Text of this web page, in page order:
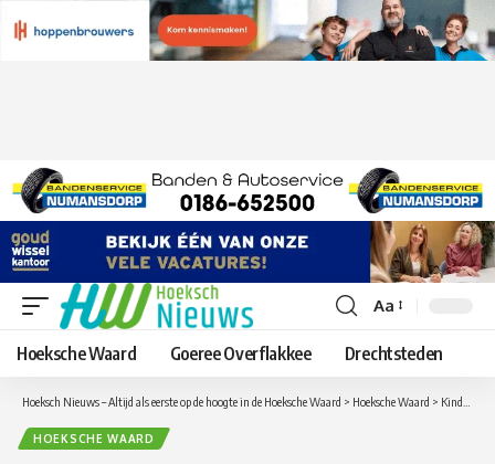
Lettergrootte
aanpassen
Aa
Hoeksche Waard Goeree Overflakkee Drechtsteden
Hoeksch Nieuws – Altijd als eerste op de hoogte in de Hoeksche Waard > Hoeksche Waard > Kinderen Dubbeldekker in Numansdorp aan de slag tijdens Boomfeestdag!
HOEKSCHE WAARD